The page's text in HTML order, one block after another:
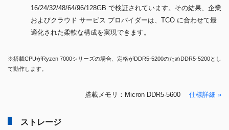
16/24/32/48/64/96/128GB で検証されています。その結果、企業
およびクラウド サービス プロバイダーは、TCO に合わせて最
適化された柔軟な構成を実現できます。
※搭載CPUがRyzen 7000シリーズの場合、定格がDDR5-5200のためDDR5-5200とし
て動作します。
搭載メモリ：Micron DDR5-5600 仕様詳細 »
ストレージ